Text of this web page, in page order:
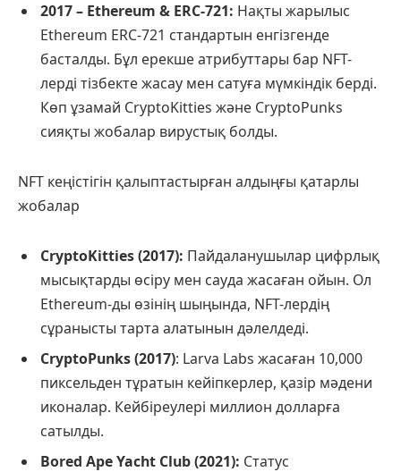
2017 – Ethereum & ERC-721: Нақты жарылыс
Ethereum ERC-721 стандартын енгізгенде
басталды. Бұл ерекше атрибуттары бар NFT-
лерді тізбекте жасау мен сатуға мүмкіндік берді.
Көп ұзамай CryptoKitties және CryptoPunks
сияқты жобалар вирустық болды.
NFT кеңістігін қалыптастырған алдыңғы қатарлы
жобалар
CryptoKitties (2017): Пайдаланушылар цифрлық
мысықтарды өсіру мен сауда жасаған ойын. Ол
Ethereum-ды өзінің шыңында, NFT-лердің
сұранысты тарта алатынын дәлелдеді.
CryptoPunks (2017): Larva Labs жасаған 10,000
пиксельден тұратын кейіпкерлер, қазір мәдени
иконалар. Кейбіреулері миллион долларға
сатылды.
Bored Ape Yacht Club (2021): Статус